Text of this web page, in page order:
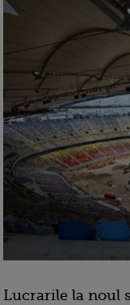
Lucrarile la noul